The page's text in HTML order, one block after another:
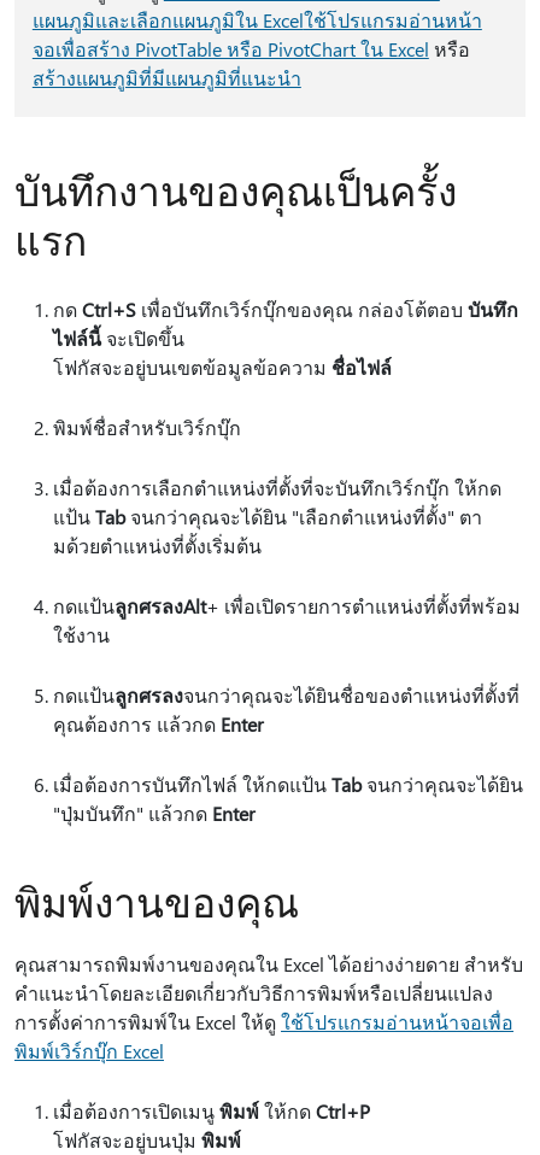
แผนภูมิและเลือกแผนภูมิใน Excelใช้โปรแกรมอ่านหน้า
จอเพื่อสร้าง PivotTable หรือ PivotChart ใน Excel หรือ
สร้างแผนภูมิที่มีแผนภูมิที่แนะนํา
บันทึกงานของคุณเป็นครั้ง
แรก
กดCtrl+S เพื่อบันทึกเวิร์กบุ๊กของคุณ กล่องโต้ตอบ บันทึก
ไฟล์นี้จะเปิดขึ้น
โฟกัสจะอยู่บนเขตข้อมูลข้อความ ชื่อไฟล์
พิมพ์ชื่อสําหรับเวิร์กบุ๊ก
เมื่อต้องการเลือกตําแหน่งที่ตั้งที่จะบันทึกเวิร์กบุ๊ก ให้กด
แป้นTabจนกว่าคุณจะได้ยิน "เลือกตําแหน่งที่ตั้ง" ตา
มด้วยตําแหน่งที่ตั้งเริ่มต้น
กดแป้นลูกศรลงAlt+ เพื่อเปิดรายการตําแหน่งที่ตั้งที่พร้อม
ใช้งาน
กดแป้นลูกศรลงจนกว่าคุณจะได้ยินชื่อของตําแหน่งที่ตั้งที่
คุณต้องการ แล้วกด Enter
เมื่อต้องการบันทึกไฟล์ ให้กดแป้นTabจนกว่าคุณจะได้ยิน
"ปุ่มบันทึก" แล้วกด Enter
พิมพ์งานของคุณ
คุณสามารถพิมพ์งานของคุณใน Excel ได้อย่างง่ายดาย สําหรับ
คําแนะนําโดยละเอียดเกี่ยวกับวิธีการพิมพ์หรือเปลี่ยนแปลง
การตั้งค่าการพิมพ์ใน Excel ให้ดูใช้โปรแกรมอ่านหน้าจอเพื่อ
พิมพ์เวิร์กบุ๊ก Excel
เมื่อต้องการเปิดเมนูพิมพ์ให้กดCtrl+P
โฟกัสจะอยู่บนปุ่ม พิมพ์